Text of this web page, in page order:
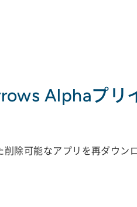
Alphaプリ
除可能なアプリを再ダウン